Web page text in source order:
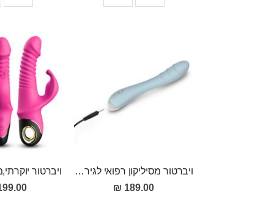
ויברטור מסיליקון רפואי לגירוי נקודת ה-ג FOX
189.00 ₪
₪